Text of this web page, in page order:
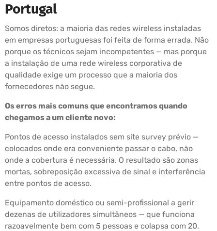
Portugal
Somos diretos: a maioria das redes wireless instaladas
em empresas portuguesas foi feita de forma errada. Não
porque os técnicos sejam incompetentes — mas porque
a instalação de uma rede wireless corporativa de
qualidade exige um processo que a maioria dos
fornecedores não segue.
Os erros mais comuns que encontramos quando
chegamos a um cliente novo:
Pontos de acesso instalados sem site survey prévio —
colocados onde era conveniente passar o cabo, não
onde a cobertura é necessária. O resultado são zonas
mortas, sobreposição excessiva de sinal e interferência
entre pontos de acesso.
Equipamento doméstico ou semi-profissional a gerir
dezenas de utilizadores simultâneos — que funciona
razoavelmente bem com 5 pessoas e colapsa com 20.